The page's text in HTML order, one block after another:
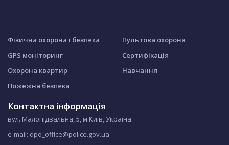
Фізична охорона і безпека
GPS моніторинг
Охорона квартир
Пожежна безпека
Пультова охорона
Сертифікація
Навчання
Контактна інформація
вул. Малопідвальна, 5, м.Київ, Україна
e-mail: dpo_office@police.gov.ua